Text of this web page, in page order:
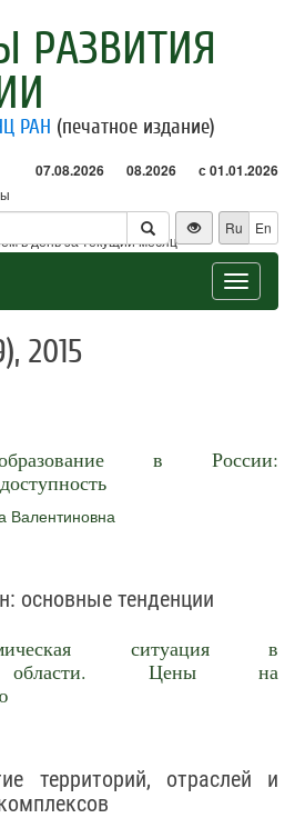
РАЗВИТИЯ
РАН (печатное издание)
07.08.2026 08.2026 с 01.01.2026
в день за текущий месяц
Ru En
Toggle
2015
в России:
Валентиновна
основные тенденции
ситуация в
области. Цены на
территорий, отраслей и